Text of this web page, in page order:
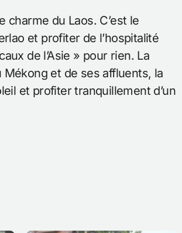
du Laos. C’est le
et profiter de l’hospitalité
de l’Asie » pour rien. La
et de ses affluents, la
et profiter tranquillement d’un